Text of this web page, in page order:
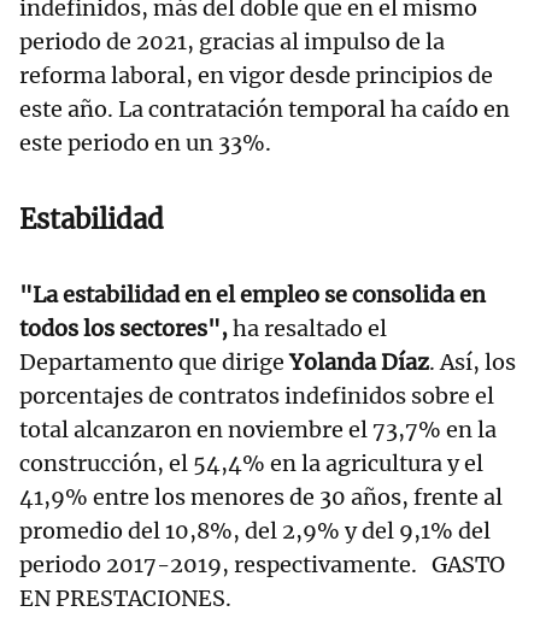
indefinidos, más del doble que en el mismo
periodo de 2021, gracias al impulso de la
reforma laboral, en vigor desde principios de
este año. La contratación temporal ha caído en
este periodo en un 33%.
Estabilidad
"La estabilidad en el empleo se consolida en
todos los sectores",ha resaltado el
Departamento que dirigeYolanda Díaz. Así, los
porcentajes de contratos indefinidos sobre el
total alcanzaron en noviembre el 73,7% en la
construcción, el 54,4% en la agricultura y el
41,9% entre los menores de 30 años, frente al
promedio del 10,8%, del 2,9% y del 9,1% del
periodo 2017-2019, respectivamente. GASTO
EN PRESTACIONES.